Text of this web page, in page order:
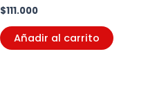
$111.000
Añadir al carrito